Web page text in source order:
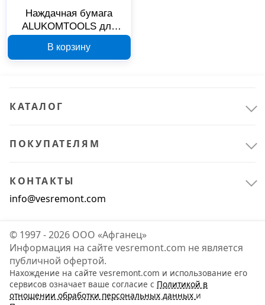
Наждачная бумага
ALUKOMTOOLS для
230х280 мм, 20 шт., арт.
ВМОН-20-ц Ю
В корзину
КАТАЛОГ
ПОКУПАТЕЛЯМ
КОНТАКТЫ
info@vesremont.com
© 1997 - 2026 ООО «Афганец»
Информация на сайте vesremont.com не является
публичной офертой.
Нахождение на сайте vesremont.com и использование его
сервисов означает ваше согласие с Политикой в
отношении обработки персональных данных и